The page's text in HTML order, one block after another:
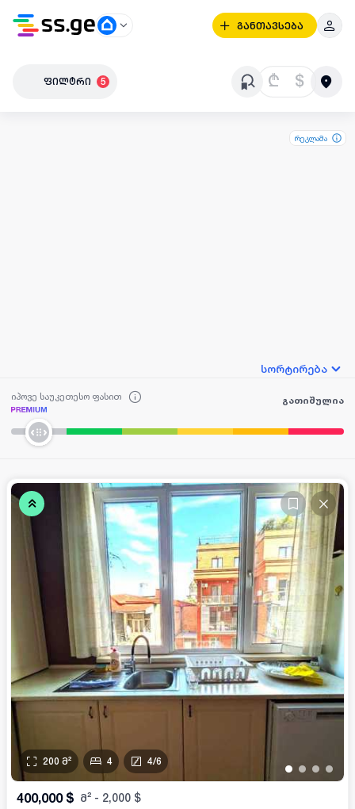
განთავსება
ფილტრი 5 ₾ $
რეკლამა
სორტირება
იპოვე საუკეთესო ფასით გათიშულია
• • • •
200 მ² 4 4/6
400,000 $ მ² - 2,000 $